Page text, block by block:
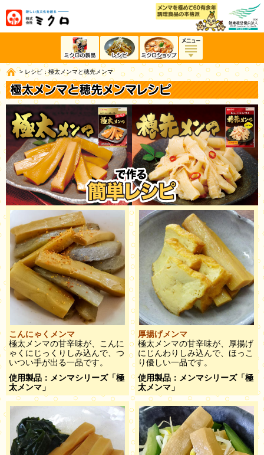
> レシピ：極太メンマと穂先メンマ
こんにゃくメンマ
極太メンマの甘辛味が、こんに
ゃくにじっくりしみ込んで、つ
いつい手が出る一品です。
使用製品：メンマシリーズ「極
太メンマ」
厚揚げメンマ
極太メンマの甘辛味が、厚揚げ
にじんわりしみ込んで、ほっこ
り優しい一品です。
使用製品：メンマシリーズ「極
太メンマ」